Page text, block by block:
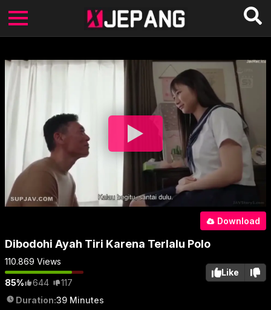
Download
Dibodohi Ayah Tiri Karena Terlalu Polo
110.869 Views
85% 644 117
Like
Duration:39 Minutes